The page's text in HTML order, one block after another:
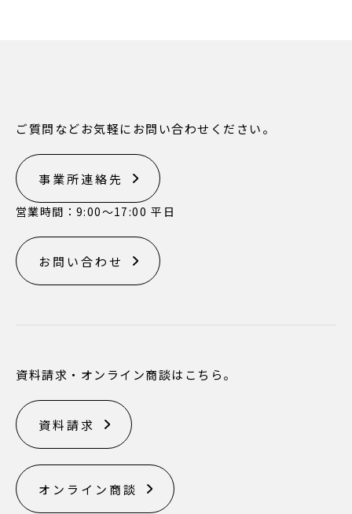
ご質問などお気軽にお問い合わせください。
事業所連絡先
営業時間：9:00〜17:00 平日
お問い合わせ
資料請求・オンライン商談はこちら。
資料請求
オンライン商談